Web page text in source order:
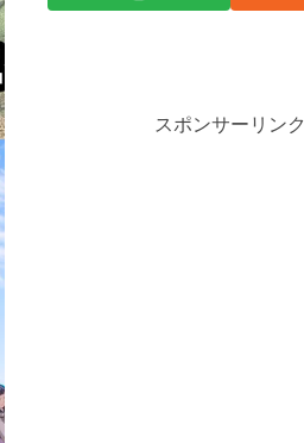
スポンサーリンク